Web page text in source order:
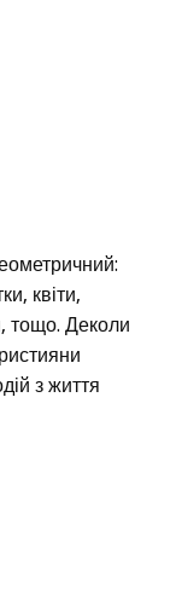
квіти,
тощо. Деколи
з життя